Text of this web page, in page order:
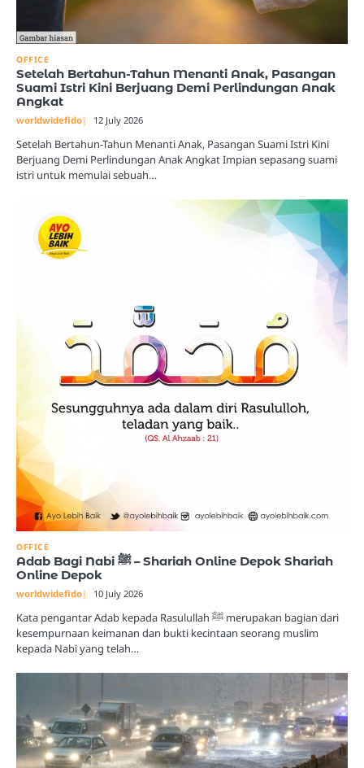
OFFICE
Setelah Bertahun-Tahun Menanti Anak, Pasangan
Suami Istri Kini Berjuang Demi Perlindungan Anak
Angkat
worldwidefido 12 July 2026
Setelah Bertahun-Tahun Menanti Anak, Pasangan Suami Istri Kini
Berjuang Demi Perlindungan Anak Angkat Impian sepasang suami
istri untuk memulai sebuah…
OFFICE
Adab Bagi Nabi ﷺ – Shariah Online Depok Shariah
Online Depok
worldwidefido 10 July 2026
Kata pengantar Adab kepada Rasulullah ﷺ merupakan bagian dari
kesempurnaan keimanan dan bukti kecintaan seorang muslim
kepada Nabi yang telah…